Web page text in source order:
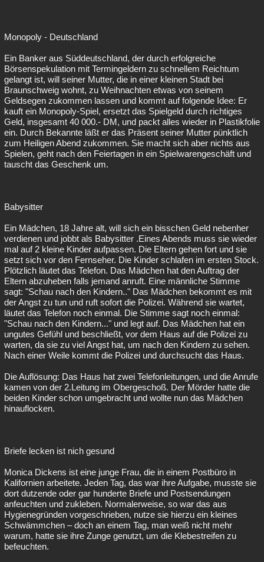
Monopoly - Deutschland
Ein Banker aus Süddeutschland, der durch erfolgreiche
Börsenspekulation mit Termingeldern zu schnellem Reichtum
gelangt ist, will seiner Mutter, die in einer kleinen Stadt bei
Braunschweig wohnt, zu Weihnachten etwas von seinem
Geldsegen zukommen lassen und kommt auf folgende Idee: Er
kauft ein Monopoly-Spiel, ersetzt das Spielgeld durch richtiges
Geld, insgesamt 40 000.- DM, und packt alles wieder in Plastikfolie
ein. Durch Bekannte läßt er das Präsent seiner Mutter pünktlich
zum Heiligen Abend zukommen. Sie macht sich aber nichts aus
Spielen, geht nach den Feiertagen in ein Spielwarengeschäft und
tauscht das Geschenk um.
Babysitter
Ein Mädchen, 18 Jahre alt, will sich ein bisschen Geld nebenher
verdienen und jobbt als Babysitter .Eines Abends muss sie wieder
mal auf 2 kleine Kinder aufpassen. Die Eltern gehen fort und sie
setzt sich vor den Fernseher. Die Kinder schlafen im ersten Stock.
Plötzlich läutet das Telefon. Das Mädchen hat den Auftrag der
Eltern abzuheben falls jemand anruft. Eine männliche Stimme
sagt: "Schau nach den Kindern.." Das Mädchen bekommt es mit
der Angst zu tun und ruft sofort die Polizei. Während sie wartet,
läutet das Telefon noch einmal. Die Stimme sagt noch einmal:
"Schau nach den Kindern..." und legt auf. Das Mädchen hat ein
ungutes Gefühl und beschließt, vor dem Haus auf die Polizei zu
warten, da sie zu viel Angst hat, um nach den Kindern zu sehen.
Nach einer Weile kommt die Polizei und durchsucht das Haus.
Die Auflösung: Das Haus hat zwei Telefonleitungen, und die Anrufe
kamen von der 2.Leitung im Obergeschoß. Der Mörder hatte die
beiden Kinder schon umgebracht und wollte nun das Mädchen
hinauflocken.
Briefe lecken ist nich gesund
Monica Dickens ist eine junge Frau, die in einem Postbüro in
Kalifornien arbeitete. Jeden Tag, das war ihre Aufgabe, musste sie
dort dutzende oder gar hunderte Briefe und Postsendungen
anfeuchten und zukleben. Normalerweise, so war das aus
Hygienegründen vorgeschrieben, nutze sie hierzu ein kleines
Schwämmchen – doch an einem Tag, man weiß nicht mehr
warum, hatte sie ihre Zunge genutzt, um die Klebestreifen zu
befeuchten.